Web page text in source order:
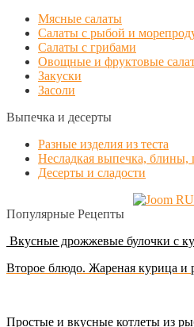
Мясные салаты
Салаты с рыбой и
Салаты с грибами
Овощные и фруктовые
Закуски
Засоли
Выпечка и десерты
Разные изделия из теста
Несладкая выпечка,
Десерты и сладости
Популярные Рецепты
Вкусные дрожжевые булочки с
Второе блюдо. Жареная курица
Простые и вкусные котлеты из